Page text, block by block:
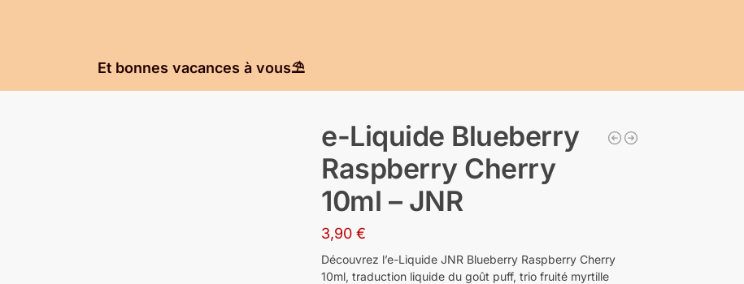
Et bonnes vacances à vous⛱️
e-Liquide Blueberry
Raspberry Cherry
10ml – JNR
3,90€
Découvrez l’e-Liquide JNR Blueberry Raspberry Cherry
10ml, traduction liquide du goût puff, trio fruité myrtille